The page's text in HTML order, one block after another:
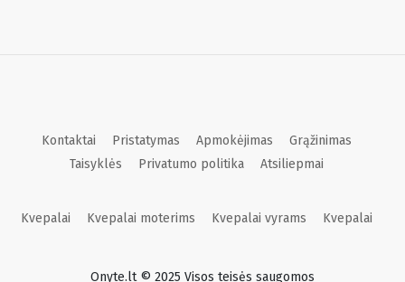
Kontaktai Pristatymas Apmokėjimas
Grąžinimas
Taisyklės
Privatumo politika Atsiliepmai
Kvepalai Kvepalai moterims Kvepalai vyrams Kvepalai
Onyte.lt © 2025 Visos teisės saugomos